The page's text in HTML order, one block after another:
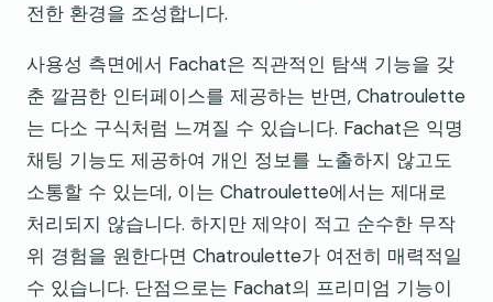
전한 환경을 조성합니다.
사용성 측면에서 Fachat은 직관적인 탐색 기능을 갖
춘 깔끔한 인터페이스를 제공하는 반면, Chatroulette
는 다소 구식처럼 느껴질 수 있습니다. Fachat은 익명
채팅 기능도 제공하여 개인 정보를 노출하지 않고도
소통할 수 있는데, 이는 Chatroulette에서는 제대로
처리되지 않습니다. 하지만 제약이 적고 순수한 무작
위 경험을 원한다면 Chatroulette가 여전히 매력적일
수 있습니다. 단점으로는 Fachat의 프리미엄 기능이